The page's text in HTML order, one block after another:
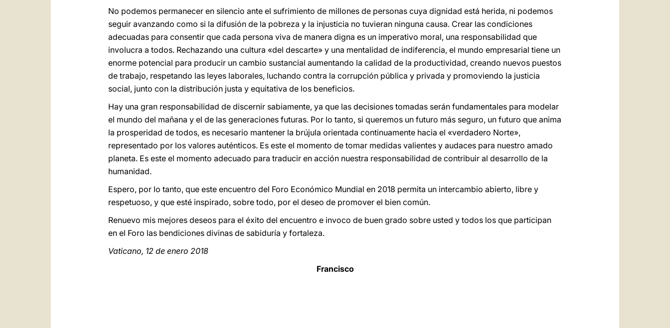
No podemos permanecer en silencio ante el sufrimiento de millones de personas cuya dignidad está herida, ni podemos
seguir avanzando como si la difusión de la pobreza y la injusticia no tuvieran ninguna causa. Crear las condiciones
adecuadas para consentir que cada persona viva de manera digna es un imperativo moral, una responsabilidad que
involucra a todos. Rechazando una cultura «del descarte» y una mentalidad de indiferencia, el mundo empresarial tiene un
enorme potencial para producir un cambio sustancial aumentando la calidad de la productividad, creando nuevos puestos
de trabajo, respetando las leyes laborales, luchando contra la corrupción pública y privada y promoviendo la justicia
social, junto con la distribución justa y equitativa de los beneficios.
Hay una gran responsabilidad de discernir sabiamente, ya que las decisiones tomadas serán fundamentales para modelar
el mundo del mañana y el de las generaciones futuras. Por lo tanto, si queremos un futuro más seguro, un futuro que anima
la prosperidad de todos, es necesario mantener la brújula orientada continuamente hacia el «verdadero Norte»,
representado por los valores auténticos. Es este el momento de tomar medidas valientes y audaces para nuestro amado
planeta. Es este el momento adecuado para traducir en acción nuestra responsabilidad de contribuir al desarrollo de la
humanidad.
Espero, por lo tanto, que este encuentro del Foro Económico Mundial en 2018 permita un intercambio abierto, libre y
respetuoso, y que esté inspirado, sobre todo, por el deseo de promover el bien común.
Renuevo mis mejores deseos para el éxito del encuentro e invoco de buen grado sobre usted y todos los que participan
en el Foro las bendiciones divinas de sabiduría y fortaleza.
Vaticano, 12 de enero 2018
Francisco